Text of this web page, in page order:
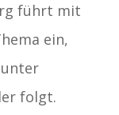
führt mit
ein,
folgt.